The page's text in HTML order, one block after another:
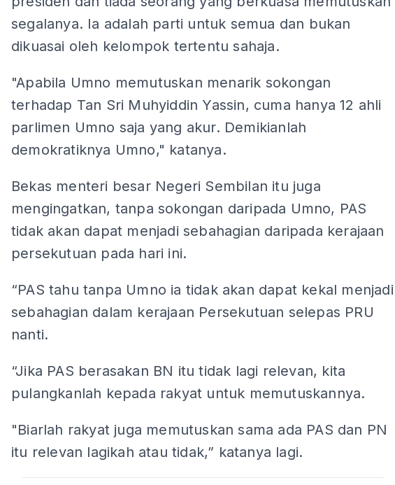
segalanya. Ia adalah parti untuk semua dan bukan
dikuasai oleh kelompok tertentu sahaja.
"Apabila Umno memutuskan menarik sokongan
terhadap Tan Sri Muhyiddin Yassin, cuma hanya 12 ahli
parlimen Umno saja yang akur. Demikianlah
demokratiknya Umno," katanya.
Bekas menteri besar Negeri Sembilan itu juga
mengingatkan, tanpa sokongan daripada Umno, PAS
tidak akan dapat menjadi sebahagian daripada kerajaan
persekutuan pada hari ini.
“PAS tahu tanpa Umno ia tidak akan dapat kekal menjadi
sebahagian dalam kerajaan Persekutuan selepas PRU
nanti.
“Jika PAS berasakan BN itu tidak lagi relevan, kita
pulangkanlah kepada rakyat untuk memutuskannya.
"Biarlah rakyat juga memutuskan sama ada PAS dan PN
itu relevan lagikah atau tidak,” katanya lagi.